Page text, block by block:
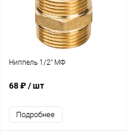
Ниппель 1/2" МФ
68 ₽/ шт
Подробнее